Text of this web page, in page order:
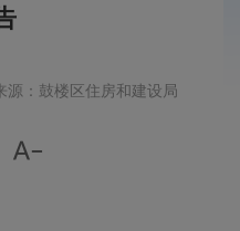
源：鼓楼区住房和建设局
